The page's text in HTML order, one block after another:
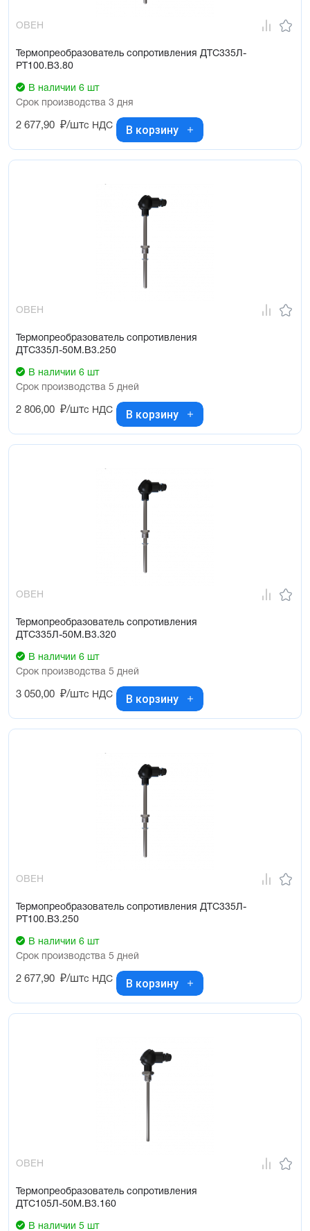
ОВЕН
Термопреобразователь сопротивления ДТС335Л-
РТ100.В3.80
В наличии 6 шт
Срок производства 3 дня
2 677,90 ₽/штс НДС В корзину
ОВЕН
Термопреобразователь сопротивления
ДТС335Л-50М.В3.250
В наличии 6 шт
Срок производства 5 дней
2 806,00 ₽/штс НДС В корзину
ОВЕН
Термопреобразователь сопротивления
ДТС335Л-50М.В3.320
В наличии 6 шт
Срок производства 5 дней
3 050,00 ₽/штс НДС В корзину
ОВЕН
Термопреобразователь сопротивления ДТС335Л-
РТ100.В3.250
В наличии 6 шт
Срок производства 5 дней
2 677,90 ₽/штс НДС В корзину
ОВЕН
Термопреобразователь сопротивления
ДТС105Л-50М.В3.160
В наличии 5 шт